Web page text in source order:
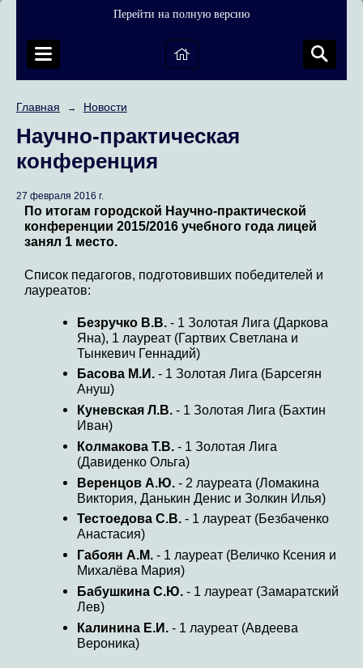
Перейти на полную версию
Главная → Новости
Научно-практическая
конференция
27 февраля 2016 г.
По итогам городской Научно-практической
конференции 2015/2016 учебного года лицей
занял 1 место.
Список педагогов, подготовивших победителей и
лауреатов:
Безручко В.В. - 1 Золотая Лига (Даркова
Яна), 1 лауреат (Гартвих Светлана и
Тынкевич Геннадий)
Басова М.И.- 1 Золотая Лига (Барсегян
Ануш)
Куневская Л.В.- 1 Золотая Лига (Бахтин
Иван)
Колмакова Т.В.- 1 Золотая Лига
(Давиденко Ольга)
Веренцов А.Ю. - 2 лауреата (Ломакина
Виктория, Данькин Денис и Золкин Илья)
Тестоедова С.В.- 1 лауреат (Безбаченко
Анастасия)
Габоян А.М.- 1 лауреат (Величко Ксения и
Михалёва Мария)
Бабушкина С.Ю.- 1 лауреат (Замаратский
Лев)
Калинина Е.И. - 1 лауреат (Авдеева
Вероника)